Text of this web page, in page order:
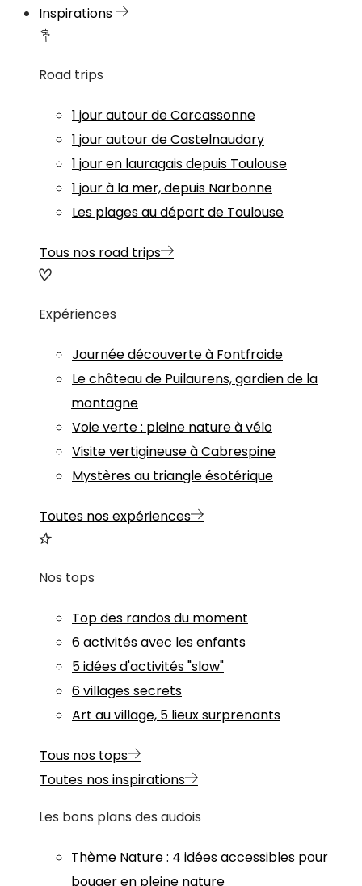
Inspirations
Road trips
1 jour autour de Carcassonne
1 jour autour de Castelnaudary
1 jour en lauragais depuis Toulouse
1 jour à la mer, depuis Narbonne
Les plages au départ de Toulouse
Tous nos road trips
Expériences
Journée découverte à Fontfroide
Le château de Puilaurens, gardien de la
montagne
Voie verte : pleine nature à vélo
Visite vertigineuse à Cabrespine
Mystères au triangle ésotérique
Toutes nos expériences
Nos tops
Top des randos du moment
6 activités avec les enfants
5 idées d'activités "slow"
6 villages secrets
Art au village, 5 lieux surprenants
Tous nos tops
Toutes nos inspirations
Les bons plans des audois
Thème Nature: 4 idées accessibles pour
bouger en pleine nature